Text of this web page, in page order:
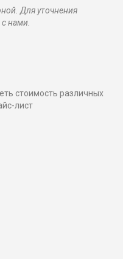
Для уточнения
с нами.
стоимость различных
лист